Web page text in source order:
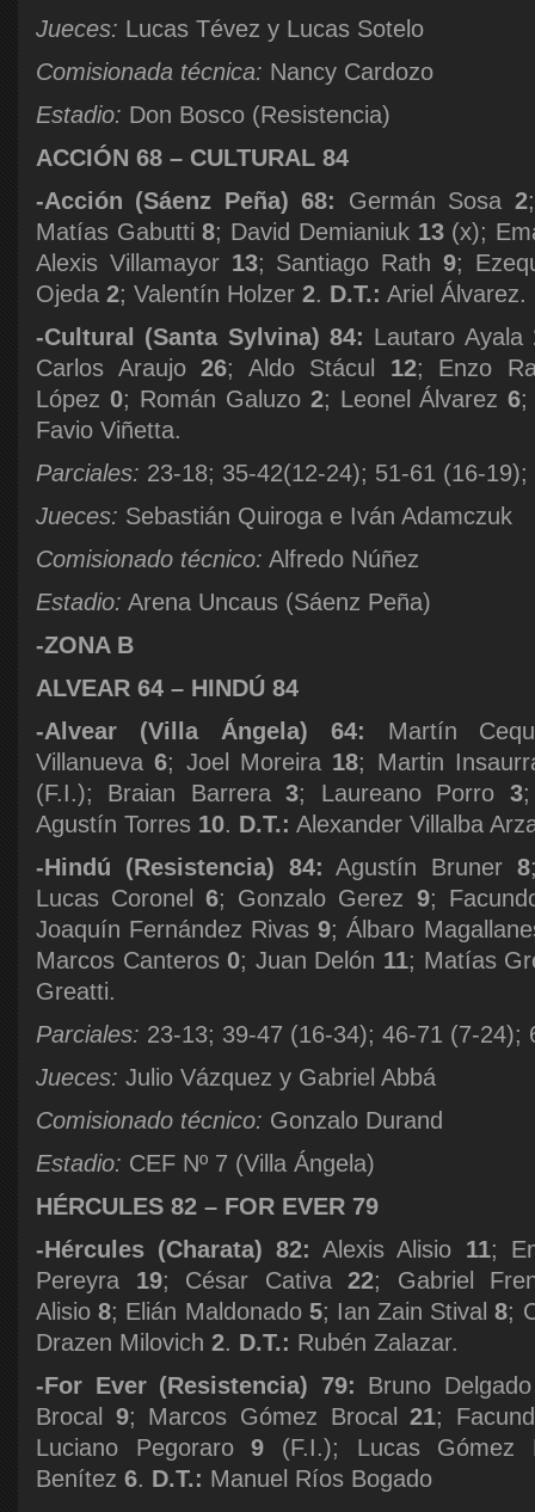
Jueces: Lucas Tévez y Lucas Sotelo
Comisionada técnica: Nancy Cardozo
Estadio: Don Bosco (Resistencia)
ACCIÓN 68 – CULTURAL 84
-Acción (Sáenz Peña) 68:
Germán Sosa 2
Matías Gabutti8; David Demianiuk 13(x);
Alexis Villamayor 13; Santiago Rath 9;
Ojeda 2; Valentín Holzer 2. D.T.: Ariel Álvarez.
-Cultural (Santa Sylvina) 84: Lautaro Ayala
Carlos Araujo 26; Aldo Stácul 12; Enzo
López 0; Román Galuzo 2; Leonel Álvarez6;
Favio Viñetta.
Parciales: 23-18; 35-42(12-24); 51-61 (16-
Jueces: Sebastián Quiroga e Iván Adamczuk
Comisionado técnico: Alfredo Núñez
Estadio: Arena Uncaus (Sáenz Peña)
-ZONA B
ALVEAR 64 – HINDÚ 84
-Alvear (Villa Ángela) 64: Martín
Villanueva6; Joel Moreira 18; Martin
(F.I.); Braian Barrera3; Laureano Porro 3;
Agustín Torres 10. D.T.: Alexander Villalba
-Hindú (Resistencia) 84: Agustín Bruner 8
Lucas Coronel6; Gonzalo Gerez 9;
Joaquín Fernández Rivas9; Álbaro
Marcos Canteros 0; Juan Delón 11; Matías
Greatti.
Parciales: 23-13; 39-47 (16-34); 46-71 (7-24);
Jueces: Julio Vázquez y Gabriel Abbá
Comisionado técnico: Gonzalo Durand
Estadio: CEF Nº 7 (Villa Ángela)
HÉRCULES 82 – FOR EVER 79
-Hércules (Charata) 82: Alexis Alisio 11;
Pereyra 19; César Cativa22; Gabriel
Alisio8; Elián Maldonado 5; Ian Zain Stival8;
Drazen Milovich 2. D.T.: Rubén Zalazar.
-For Ever (Resistencia) 79: Bruno
Brocal 9; Marcos Gómez Brocal21;
Luciano Pegoraro9 (F.I.); Lucas Gómez
Benítez 6. D.T.: Manuel Ríos Bogado